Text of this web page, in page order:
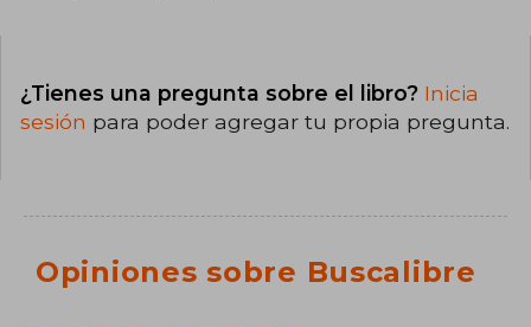
¿Tienes una pregunta sobre el libro? Inicia
sesión para poder agregar tu propia pregunta.
Opiniones sobre Buscalibre